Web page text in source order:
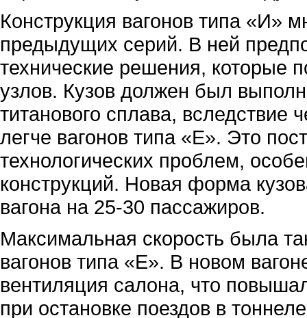
Конструкция вагонов типа «И»
предыдущих серий. В ней
технические решения, которые
узлов. Кузов должен был
титанового сплава, вследствие
легче вагонов типа «Е». Это
технологических проблем,
конструкций. Новая форма
вагона на 25-30 пассажиров.
Максимальная скорость была
вагонов типа «Е». В новом
вентиляция салона, что
при остановке поездов в